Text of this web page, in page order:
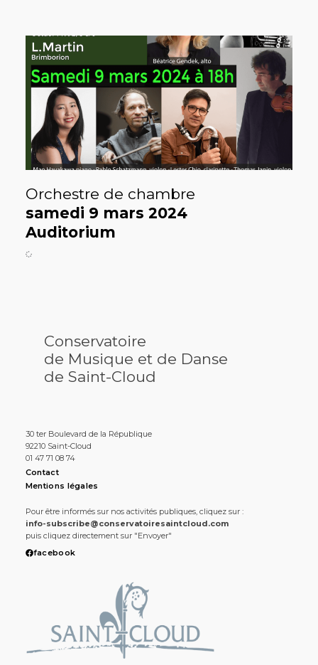
Orchestre de chambre
samedi 9 mars 2024
Auditorium
Conservatoire
de Musique et de Danse
de Saint-Cloud
30 ter Boulevard de la République
92210 Saint-Cloud
01 47 71 08 74
Contact
Mentions légales
Pour être informés sur nos activités publiques, cliquez sur :
info-subscribe@conservatoiresaintcloud.com
puis cliquez directement sur "Envoyer"
facebook